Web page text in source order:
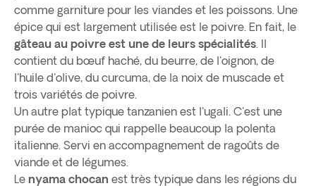
comme garniture pour les viandes et les poissons. Une
épice qui est largement utilisée est le poivre. En fait, le
gâteau au poivre est une de leurs spécialités. Il
contient du bœuf haché, du beurre, de l'oignon, de
l'huile d'olive, du curcuma, de la noix de muscade et
trois variétés de poivre.
Un autre plat typique tanzanien est l'ugali. C'est une
purée de manioc qui rappelle beaucoup la polenta
italienne. Servi en accompagnement de ragoûts de
viande et de légumes.
Le nyama chocan est très typique dans les régions du